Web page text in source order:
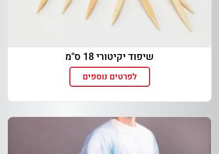
שיפוד יקיטורי 18 ס"מ
לפרטים נוספים